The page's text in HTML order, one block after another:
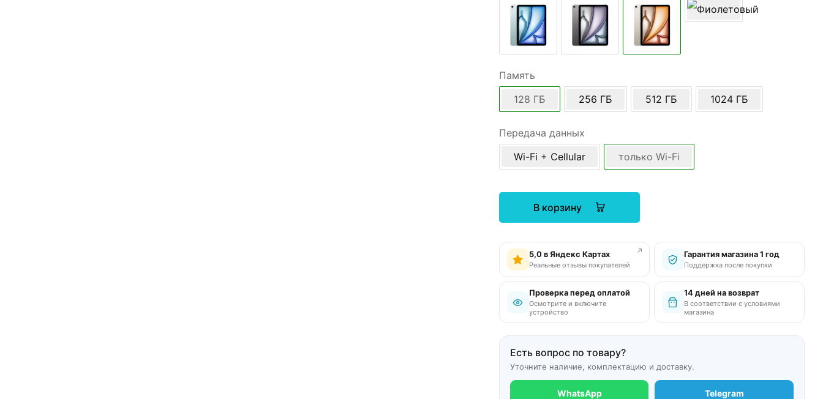
Память
128 ГБ
256 ГБ 512 ГБ 1024 ГБ
Передача данных
Wi-Fi + Cellular
только Wi-Fi
В корзину
5,0 в Яндекс Картах
Реальные отзывы покупателей
↗ Гарантия магазина 1 год
Поддержка после покупки
Проверка перед оплатой
Осмотрите и включите
устройство
14 дней на возврат
В соответствии с условиями
магазина
Есть вопрос по товару?
Уточните наличие, комплектацию и доставку.
WhatsApp Telegram